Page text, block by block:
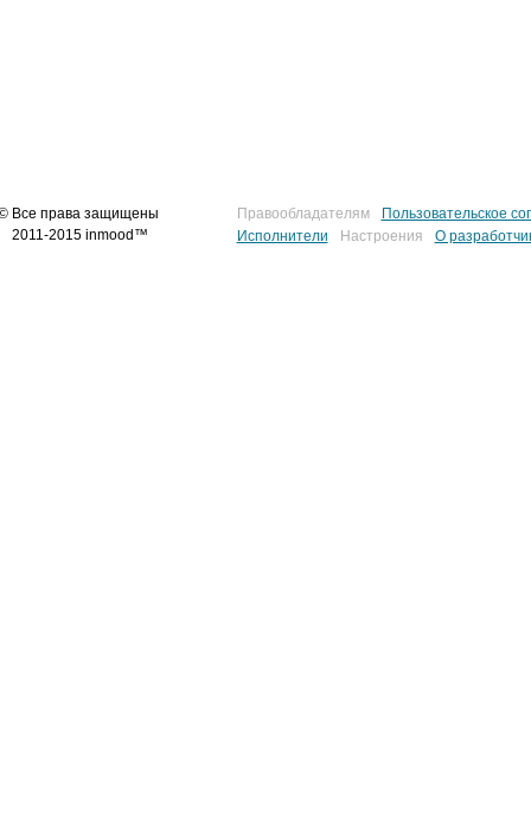
Все права защищены
2011-2015 inmood™
Правообладателям
Пользовательское
Исполнители
Настроения О